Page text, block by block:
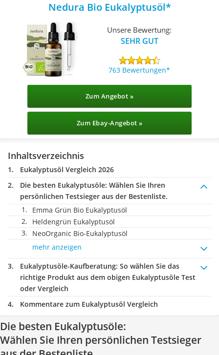
Nedura Bio Eukalyptusöl
Unsere Bewertung:
SEHR GUT
763 Bewertungen
Zum Angebot »
Zum Ebay-Angebot »
Inhaltsverzeichnis
Eukalyptusöl Vergleich 2026
Die besten Eukalyptusöle: Wählen Sie Ihren
persönlichen Testsieger aus der Bestenliste.
Emma Grün Bio Eukalyptusöl
Heldengrün Eukalyptusöl
NeoOrganic Bio-Eukalyptusöl
mehr anzeigen
Eukalyptusöle-Kaufberatung: So wählen Sie das
richtige Produkt aus dem obigen Eukalyptusöle Test
oder Vergleich
Kommentare zum Eukalyptusöl Vergleich
Die besten Eukalyptusöle:
Wählen Sie Ihren persönlichen Testsieger